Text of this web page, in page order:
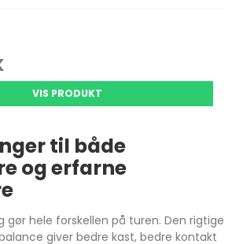
VIS PRODUKT
til både
og erfarne
gør hele forskellen på turen. Den rigtige
giver bedre kast, bedre kontakt